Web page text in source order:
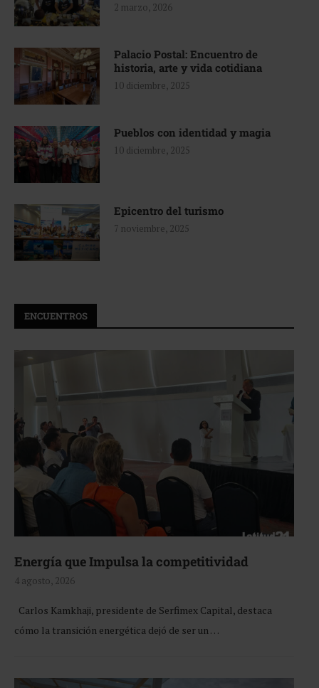
2 marzo, 2026
Palacio Postal: Encuentro de
historia, arte y vida cotidiana
10 diciembre, 2025
Pueblos con identidad y magia
10 diciembre, 2025
Epicentro del turismo
7 noviembre, 2025
ENCUENTROS
Energía que Impulsa la competitividad
4 agosto, 2026
Carlos Kamkhaji, presidente de Serfimex Capital, destaca
cómo la transición energética dejó de ser un …